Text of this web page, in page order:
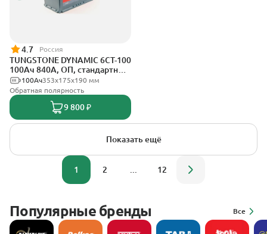
4.7 Россия
TUNGSTONE DYNAMIC 6СТ-100
100Ач 840А, ОП, стандартные
клеммы353x175x190 мм
100Ач
Обратная полярность
9 800 ₽
Показать ещё
1 2 12
Популярные бренды Все